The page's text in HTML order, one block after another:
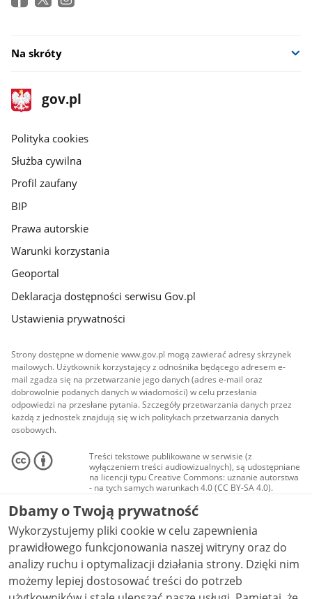
Na skróty
stopka
gov.pl
Strona
gov.pl
gov.pl
Polityka cookies
Służba cywilna
Profil zaufany
BIP
Prawa autorskie
Warunki korzystania
Geoportal
Deklaracja dostępności serwisu Gov.pl
Ustawienia prywatności
Strony dostępne w domenie www.gov.pl mogą zawierać adresy skrzynek
mailowych. Użytkownik korzystający z odnośnika będącego adresem e-
mail zgadza się na przetwarzanie jego danych (adres e-mail oraz
dobrowolnie podanych danych w wiadomości) w celu przesłania
odpowiedzi na przesłane pytania. Szczegóły przetwarzania danych przez
każdą z jednostek znajdują się w ich politykach przetwarzania danych
osobowych.
Treści tekstowe publikowane w serwisie (z
wyłączeniem treści audiowizualnych), są udostępniane
na licencji typu Creative Commons: uznanie autorstwa
- na tych samych warunkach 4.0 (CC BY-SA 4.0).
Materiały audiowizualne, w tym zdjęcia, materiały
audio i wideo, są udostępniane na licencji typu
Creative Commons: uznanie autorstwa użycie
niekomercyjne - bez utworów zależnych 4.0 (CC BY-
NC-ND 4.0), o ile nie jest to stwierdzone inaczej.
Dbamy o Twoją prywatność
Wykorzystujemy pliki cookie w celu zapewnienia
prawidłowego funkcjonowania naszej witryny oraz do
analizy ruchu i optymalizacji działania strony. Dzięki nim
możemy lepiej dostosować treści do potrzeb